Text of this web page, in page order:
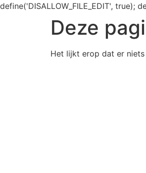
define('DISALLOW_FILE_EDIT', true);
Deze
Het lijkt erop dat er